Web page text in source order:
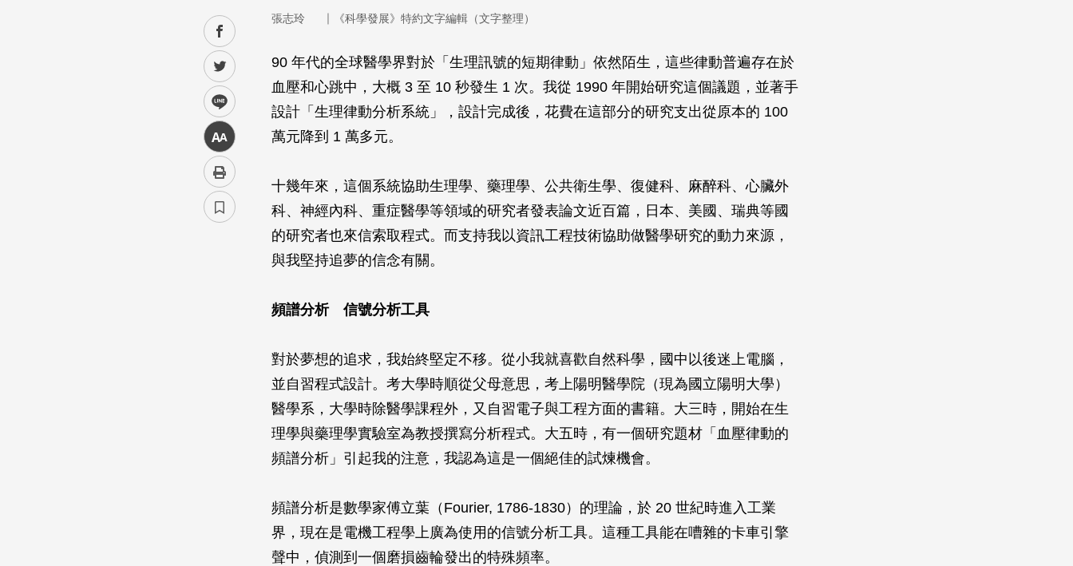
facebook
twitter
line
中
張志玲
｜ 《科學發展》特約文字編輯（文字整理）
90 年代的全球醫學界對於「生理訊號的短期律動」依然陌生，這些律動普遍存在於
血壓和心跳中，大概 3 至 10 秒發生 1 次。我從 1990 年開始研究這個議題，並著手
設計「生理律動分析系統」，設計完成後，花費在這部分的研究支出從原本的 100
萬元降到 1 萬多元。
十幾年來，這個系統協助生理學、藥理學、公共衛生學、復健科、麻醉科、心臟外
科、神經內科、重症醫學等領域的研究者發表論文近百篇，日本、美國、瑞典等國
的研究者也來信索取程式。而支持我以資訊工程技術協助做醫學研究的動力來源，
與我堅持追夢的信念有關。
頻譜分析 信號分析工具
對於夢想的追求，我始終堅定不移。從小我就喜歡自然科學，國中以後迷上電腦，
並自習程式設計。考大學時順從父母意思，考上陽明醫學院（現為國立陽明大學）
醫學系，大學時除醫學課程外，又自習電子與工程方面的書籍。大三時，開始在生
理學與藥理學實驗室為教授撰寫分析程式。大五時，有一個研究題材「血壓律動的
頻譜分析」引起我的注意，我認為這是一個絕佳的試煉機會。
頻譜分析是數學家傅立葉（Fourier, 1786-1830）的理論，於 20 世紀時進入工業
界，現在是電機工程學上廣為使用的信號分析工具。這種工具能在嘈雜的卡車引擎
聲中，偵測到一個磨損齒輪發出的特殊頻率。